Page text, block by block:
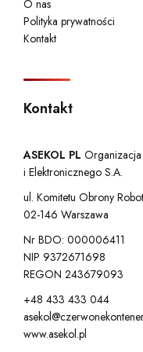
O nas
Polityka prywatności
Kontakt
Kontakt
ASEKOL PL
i Elektronicznego S.A.
ul. Komitetu Obrony
02-146 Warszawa
Nr BDO: 000006411
NIP 9372671698
REGON 243679093
+48 433 433 044
www.asekol.pl